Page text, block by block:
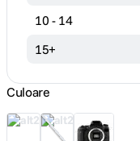
10 - 14
15+
Culoare